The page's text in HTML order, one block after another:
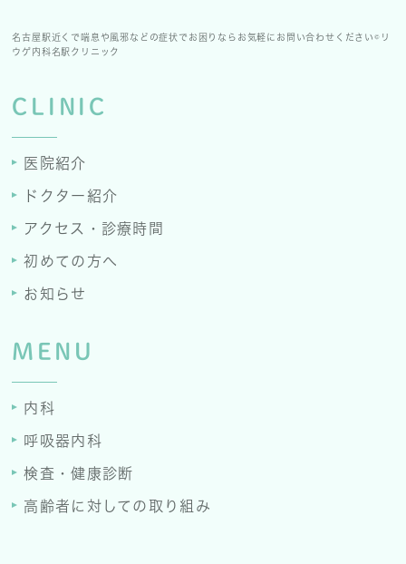
名古屋駅近くで喘息や風邪などの症状でお困りならお気軽にお問い合わせください©リ
ウゲ内科名駅クリニック
CLINIC
医院紹介
ドクター紹介
アクセス・診療時間
初めての方へ
お知らせ
MENU
内科
呼吸器内科
検査・健康診断
高齢者に対しての取り組み